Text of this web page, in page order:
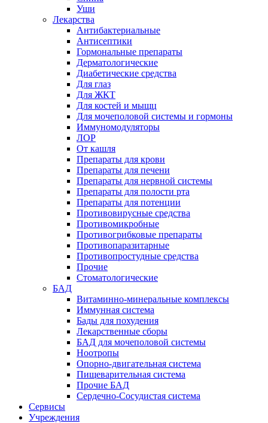
Уши
Лекарства
Антибактериальные
Антисептики
Гормональные препараты
Дерматологические
Диабетические средства
Для глаз
Для ЖКТ
Для костей и мыщц
Для мочеполовой системы и гормоны
Иммуномодуляторы
ЛОР
От кашля
Препараты для крови
Препараты для печени
Препараты для нервной системы
Препараты для полости рта
Препараты для потенции
Противовирусные средства
Противомикробные
Противогрибковые препараты
Противопаразитарные
Противопростудные средства
Прочие
Стоматологические
БАД
Витаминно-минеральные комплексы
Иммунная система
Бады для похудения
Лекарственные сборы
БАД для мочеполовой системы
Ноотропы
Опорно-двигательная система
Пищеварительная система
Прочие БАД
Сердечно-Сосудистая система
Сервисы
Учреждения